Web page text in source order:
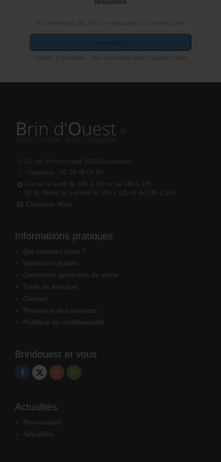
Inscription
13, rue Portzmoguer 29260 Lesneven
Téléphone : 02 98 46 09 93
Ouvert le lundi de 10h à 12h et de 14h à 17h
Et du Mardi au samedi de 10h à 12h et de 14h à 19h
Contactez Nous
Informations pratiques
Qui sommes nous ?
Mentions Légales
Conditions générales de vente
Tarifs de livraison
Contact
Protection des données
Politique de confidentialité
Brindouest et vous
Actualités
Nouveautés
Actualités